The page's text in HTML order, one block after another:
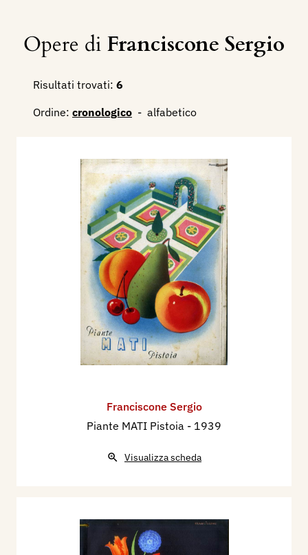
Opere di Franciscone Sergio
Risultati trovati: 6
Ordine: cronologico - alfabetico
Franciscone Sergio
Piante MATI Pistoia - 1939
Visualizza scheda